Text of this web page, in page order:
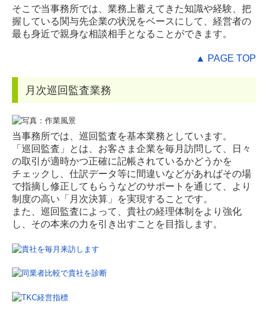
応募フォーム
そこで当事務所では、業務上蓄えてきた知識や経験、把
握している関与先企業の状況をベースにして、経営者の
最も身近で親身な相談相手となることができます。
▲ PAGE TOP
月次巡回監査業務
当事務所では、巡回監査を基本業務としています。
「巡回監査」とは、お客さま企業を毎月訪問して、日々
の取引が適時かつ正確に記帳されているかどうかを
チェックし、仕訳データ等に間違いなどがあればその場
で指摘し修正してもらうなどのサポートを通じて、より
制度の高い「月次決算」を実現することです。
また、巡回監査によって、貴社の経理体制をより強化
し、その本来の力を引き出すことを目指します。